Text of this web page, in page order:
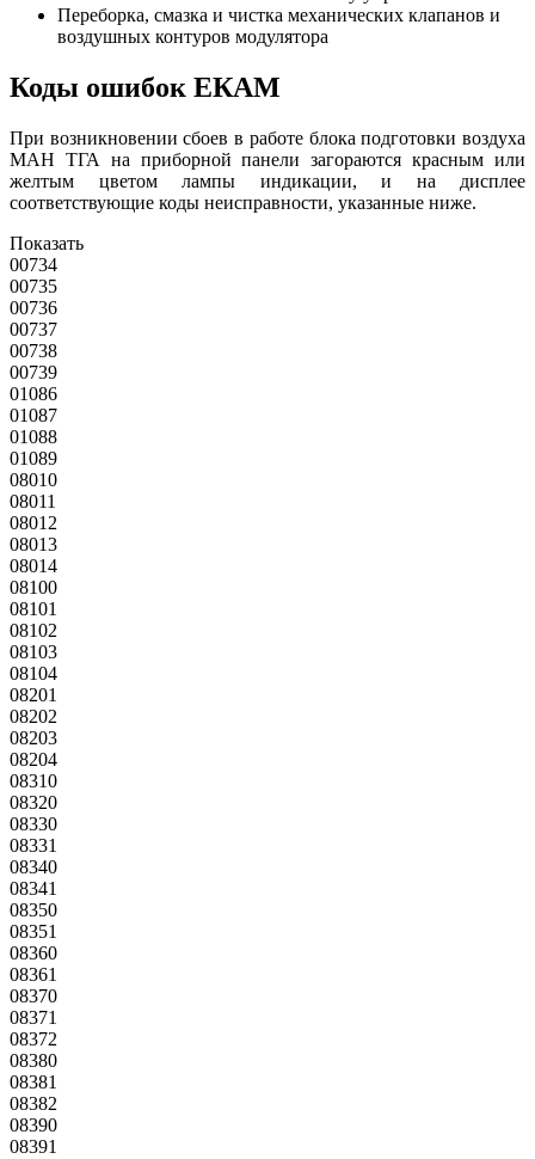
Переборка, смазка и чистка механических клапанов и
воздушных контуров модулятора
Коды ошибок ЕКАМ
При возникновении сбоев в работе блока подготовки воздуха
МАН ТГА на приборной панели загораются красным или
желтым цветом лампы индикации, и на дисплее
соответствующие коды неисправности, указанные ниже.
Показать
00734
00735
00736
00737
00738
00739
01086
01087
01088
01089
08010
08011
08012
08013
08014
08100
08101
08102
08103
08104
08201
08202
08203
08204
08310
08320
08330
08331
08340
08341
08350
08351
08360
08361
08370
08371
08372
08380
08381
08382
08390
08391